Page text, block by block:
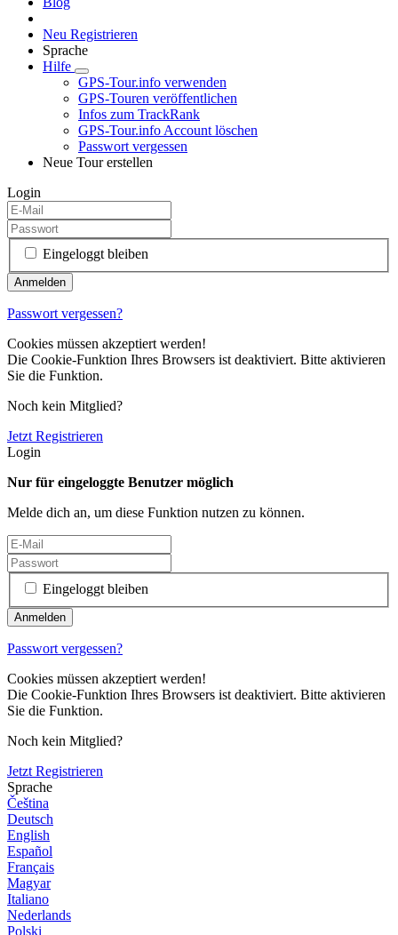
Neu Registrieren
Sprache
Hilfe
GPS-Tour.info verwenden
GPS-Touren veröffentlichen
Infos zum TrackRank
GPS-Tour.info Account löschen
Passwort vergessen
Neue Tour erstellen
Login
Eingeloggt bleiben
Passwort vergessen?
Cookies müssen akzeptiert werden!
Die Cookie-Funktion Ihres Browsers ist deaktiviert. Bitte aktivieren
Sie die Funktion.
Noch kein Mitglied?
Jetzt Registrieren
Login
Nur für eingeloggte Benutzer möglich
Melde dich an, um diese Funktion nutzen zu können.
Eingeloggt bleiben
Passwort vergessen?
Cookies müssen akzeptiert werden!
Die Cookie-Funktion Ihres Browsers ist deaktiviert. Bitte aktivieren
Sie die Funktion.
Noch kein Mitglied?
Jetzt Registrieren
Sprache
Čeština
Deutsch
English
Español
Français
Magyar
Italiano
Nederlands
Polski